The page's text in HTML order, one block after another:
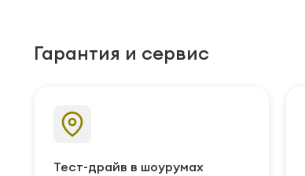
Гарантия и сервис
Тест-драйв в шоурумах